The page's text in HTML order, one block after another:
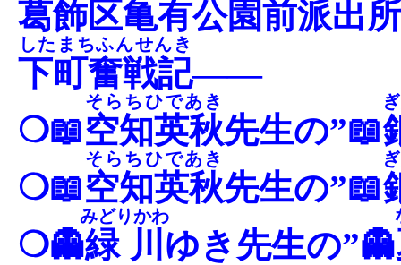
葛飾区亀有公園前派出所
下町奮戦記
したまちふんせんき
――
❍📖空知英秋
そらちひであき
先生の”📖
❍📖空知英秋
そらちひであき
先生の”📖
❍👻緑川
みどりかわ
ゆき先生の”👻